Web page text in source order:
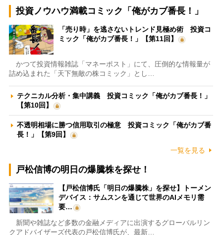
投資ノウハウ満載コミック「俺がカブ番長！」
「売り時」を逃さないトレンド見極め術 投資コ
ミック「俺がカブ番長！」【第11回】
かつて投資情報雑誌「マネーポスト」にて、圧倒的な情報量が
詰め込まれた「天下無敵の株コミック」とし…
テクニカル分析・集中講義 投資コミック「俺がカブ番長！」
【第10回】
不透明相場に勝つ信用取引の極意 投資コミック「俺がカブ番
長！」【第9回】
一覧を見る
戸松信博の明日の爆騰株を探せ！
【戸松信博氏「明日の爆騰株」を探せ】トーメン
デバイス：サムスンを通じて世界のAIメモリ需
要…
新聞や雑誌など多数の金融メディアに出演するグローバルリン
クアドバイザーズ代表の戸松信博氏が、最新…